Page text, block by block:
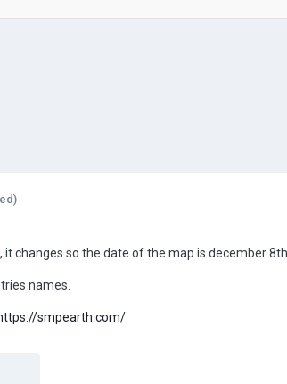
it changes so the date of the map is december
names.
smpearth.com/